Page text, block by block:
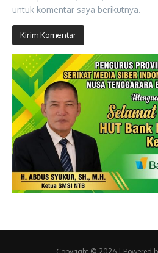
untuk komentar saya berikutnya.